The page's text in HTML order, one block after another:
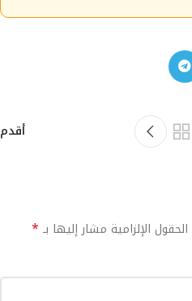
أقدم
الحقول الإلزامية مشار إليها بـ *